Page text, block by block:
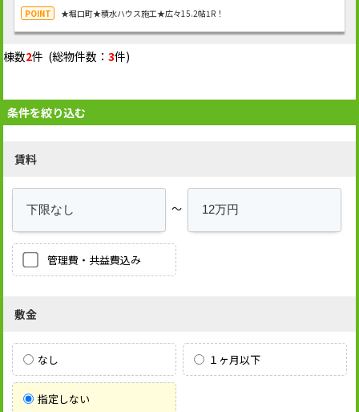
★堀口町★積水ハウス施工★広々15.2帖1R！
棟数2件 (総物件数：3件)
条件を絞り込む
賃料
～
管理費・共益費込み
敷金
なし １ヶ月以下
指定しない